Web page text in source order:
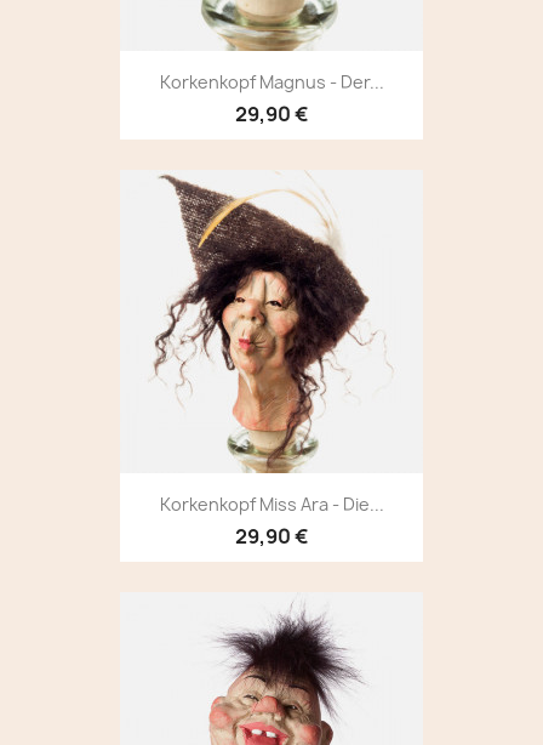
Korkenkopf Magnus - Der...
29,90 €
Korkenkopf Miss Ara - Die...
29,90 €